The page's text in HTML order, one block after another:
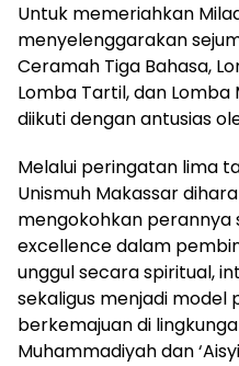
Untuk memeriahkan
menyelenggarakan
Ceramah Tiga Bahasa,
Lomba Tartil, dan Lomba
diikuti dengan antusias
Melalui peringatan lima
Unismuh Makassar
mengokohkan perannya
excellence dalam
unggul secara spiritual,
sekaligus menjadi model
berkemajuan di
Muhammadiyah dan